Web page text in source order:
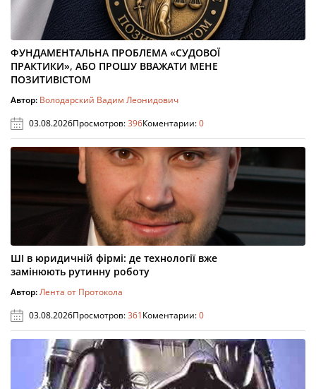
ФУНДАМЕНТАЛЬНА ПРОБЛЕМА «СУДОВОЇ
ПРАКТИКИ», АБО ПРОШУ ВВАЖАТИ МЕНЕ
ПОЗИТИВІСТОМ
Автор: Володарский Вадим Леонидович
03.08.2026Просмотров:396Коментарии:0
ШІ в юридичній фірмі: де технології вже
замінюють рутинну роботу
Автор:Лента от Протокола
03.08.2026Просмотров:361Коментарии:0